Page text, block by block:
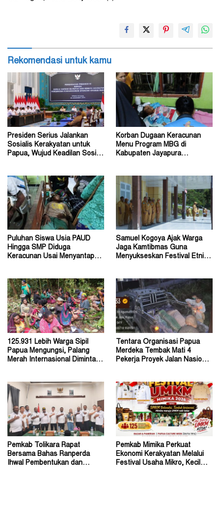
Rekomendasi untuk kamu
Presiden Serius Jalankan
Sosialis Kerakyatan untuk
Papua, Wujud Keadilan Sosial
Korban Dugaan Keracunan
Menu Program MBG di
Kabupaten Jayapura
Puluhan Siswa Usia PAUD
Hingga SMP Diduga
Keracunan Usai Menyantap
Samuel Kogoya Ajak Warga
Jaga Kamtibmas Guna
Menyukseskan Festival Etnik
125.931 Lebih Warga Sipil
Papua Mengungsi, Palang
Merah Internasional Diminta
Tentara Organisasi Papua
Merdeka Tembak Mati 4
Pekerja Proyek Jalan Nasional
Pemkab Tolikara Rapat
Bersama Bahas Ranperda
Ihwal Pembentukan dan
Pemkab Mimika Perkuat
Ekonomi Kerakyatan Melalui
Festival Usaha Mikro, Kecil